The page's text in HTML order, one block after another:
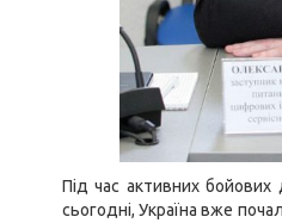
Під час активних
сьогодні, Україна вже